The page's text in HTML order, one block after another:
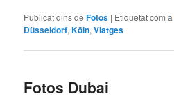
Publicat dins de Fotos | Etiquetat com a
Düsseldorf,Köln,Viatges
Fotos Dubai